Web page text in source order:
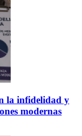
la infidelidad y
modernas